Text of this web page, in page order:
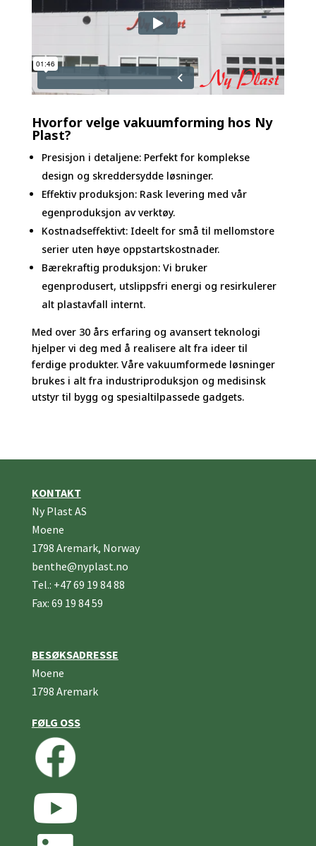
Hvorfor velge vakuumforming hos Ny
Plast?
Presisjon i detaljene: Perfekt for komplekse
design og skreddersydde løsninger.
Effektiv produksjon: Rask levering med vår
egenproduksjon av verktøy.
Kostnadseffektivt: Ideelt for små til mellomstore
serier uten høye oppstartskostnader.
Bærekraftig produksjon: Vi bruker
egenprodusert, utslippsfri energi og resirkulerer
alt plastavfall internt.
Med over 30 års erfaring og avansert teknologi
hjelper vi deg med å realisere alt fra ideer til
ferdige produkter. Våre vakuumformede løsninger
brukes i alt fra industriproduksjon og medisinsk
utstyr til bygg og spesialtilpassede gadgets.
KONTAKT
Ny Plast AS
Moene
1798 Aremark, Norway
benthe@nyplast.no
Tel.: +47 69 19 84 88
Fax: 69 19 84 59
BESØKSADRESSE
Moene
1798 Aremark
FØLG OSS